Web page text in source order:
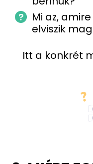
Mi az,
elviszik
Itt a konkrét